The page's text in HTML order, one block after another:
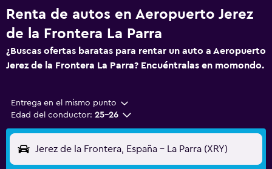
Renta de autos en Aeropuerto Jerez
de la Frontera La Parra
¿Buscas ofertas baratas para rentar un auto a Aeropuerto
Jerez de la Frontera La Parra? Encuéntralas en momondo.
Entrega en el mismo punto
Edad del conductor: 25-26
Jerez de la Frontera, España - La Parra (XRY)